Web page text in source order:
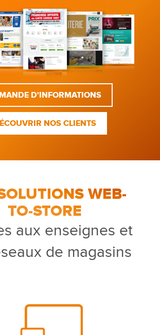
D'INFORMATIONS
NOS CLIENTS
WEB-
TO-STORE
aux enseignes et
de magasins